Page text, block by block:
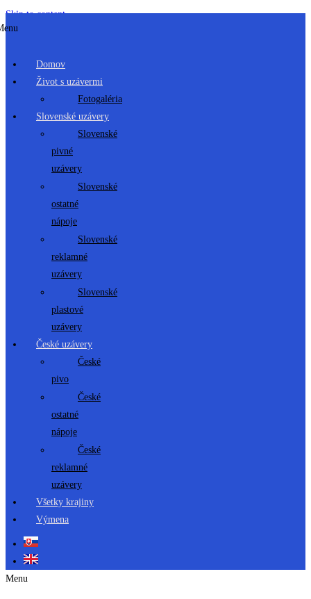
Skip to content
Domov
Život s uzávermi
Fotogaléria
Slovenské uzávery
Slovenské
pivné
uzávery
Slovenské
ostatné
nápoje
Slovenské
reklamné
uzávery
Slovenské
plastové
uzávery
České uzávery
České
pivo
České
ostatné
nápoje
České
reklamné
uzávery
Všetky krajiny
Výmena
Menu